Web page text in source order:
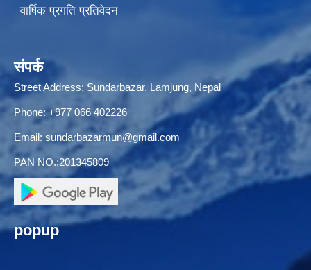
वार्षिक प्रगति प्रतिवेदन
संपर्क
Street Address: Sundarbazar, Lamjung, Nepal
Phone: +977 066 402226
Email: sundarbazarmun@gmail.com
PAN NO.:201345809
popup